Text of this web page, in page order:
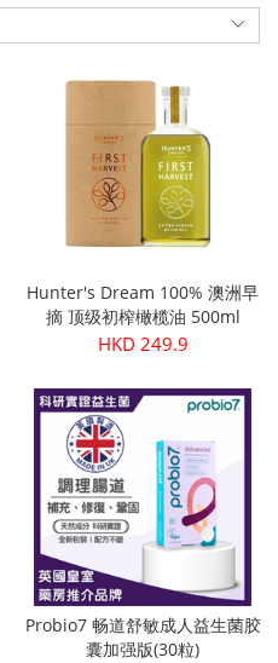
Hunter's Dream 100% 澳洲早
摘 顶级初榨橄榄油 500ml
HKD 249.9
Probio7 畅道舒敏成人益生菌胶
囊加强版(30粒)